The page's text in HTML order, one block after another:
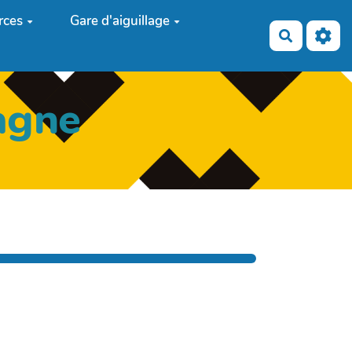
Gare d'aiguillage